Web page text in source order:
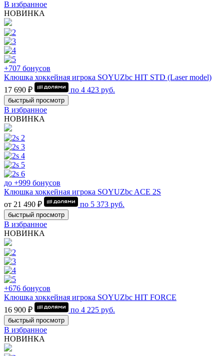
В избранное
НОВИНКА
+707 бонусов
Клюшка хоккейная игрока SOYUZbc HIT STD (Laser model)
17 690 ₽
по 4 423 руб.
быстрый просмотр
В избранное
НОВИНКА
до +999 бонусов
Клюшка хоккейная игрока SOYUZbc ACE 2S
от 21 490 ₽
по 5 373 руб.
быстрый просмотр
В избранное
НОВИНКА
+676 бонусов
Клюшка хоккейная игрока SOYUZbc HIT FORCE
16 900 ₽
по 4 225 руб.
быстрый просмотр
В избранное
НОВИНКА